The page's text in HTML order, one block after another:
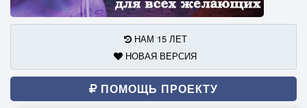
НАМ 15 ЛЕТ
НОВАЯ ВЕРСИЯ
ПОМОЩЬ ПРОЕКТУ